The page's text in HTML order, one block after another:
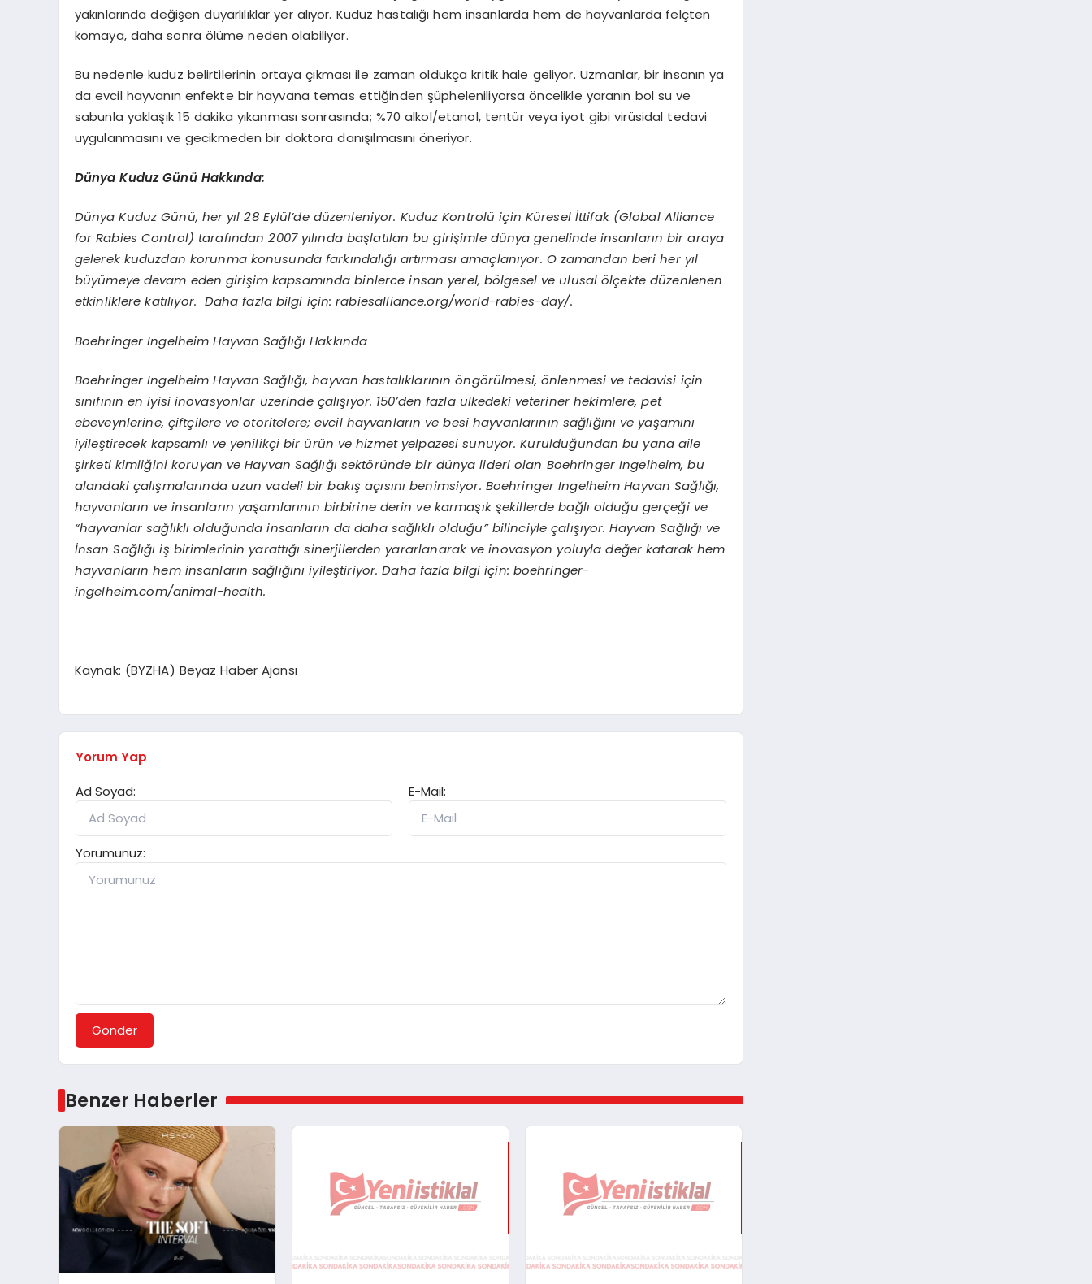
yakınlarında değişen duyarlılıklar yer alıyor. Kuduz hastalığı hem insanlarda hem de hayvanlarda felçten
komaya, daha sonra ölüme neden olabiliyor.
Bu nedenle kuduz belirtilerinin ortaya çıkması ile zaman oldukça kritik hale geliyor. Uzmanlar, bir insanın ya
da evcil hayvanın enfekte bir hayvana temas ettiğinden şüpheleniliyorsa öncelikle yaranın bol su ve
sabunla yaklaşık 15 dakika yıkanması sonrasında; %70 alkol/etanol, tentür veya iyot gibi virüsidal tedavi
uygulanmasını ve gecikmeden bir doktora danışılmasını öneriyor.
Dünya Kuduz Günü Hakkında:
Dünya Kuduz Günü, her yıl 28 Eylül’de düzenleniyor. Kuduz Kontrolü için Küresel İttifak (Global Alliance
for Rabies Control) tarafından 2007 yılında başlatılan bu girişimle dünya genelinde insanların bir araya
gelerek kuduzdan korunma konusunda farkındalığı artırması amaçlanıyor. O zamandan beri her yıl
büyümeye devam eden girişim kapsamında binlerce insan yerel, bölgesel ve ulusal ölçekte düzenlenen
etkinliklere katılıyor. Daha fazla bilgi için: rabiesalliance.org/world-rabies-day/.
Boehringer Ingelheim Hayvan Sağlığı Hakkında
Boehringer Ingelheim Hayvan Sağlığı, hayvan hastalıklarının öngörülmesi, önlenmesi ve tedavisi için
sınıfının en iyisi inovasyonlar üzerinde çalışıyor. 150’den fazla ülkedeki veteriner hekimlere, pet
ebeveynlerine, çiftçilere ve otoritelere; evcil hayvanların ve besi hayvanlarının sağlığını ve yaşamını
iyileştirecek kapsamlı ve yenilikçi bir ürün ve hizmet yelpazesi sunuyor. Kurulduğundan bu yana aile
şirketi kimliğini koruyan ve Hayvan Sağlığı sektöründe bir dünya lideri olan Boehringer Ingelheim, bu
alandaki çalışmalarında uzun vadeli bir bakış açısını benimsiyor. Boehringer Ingelheim Hayvan Sağlığı,
hayvanların ve insanların yaşamlarının birbirine derin ve karmaşık şekillerde bağlı olduğu gerçeği ve
“hayvanlar sağlıklı olduğunda insanların da daha sağlıklı olduğu” bilinciyle çalışıyor. Hayvan Sağlığı ve
İnsan Sağlığı iş birimlerinin yarattığı sinerjilerden yararlanarak ve inovasyon yoluyla değer katarak hem
hayvanların hem insanların sağlığını iyileştiriyor. Daha fazla bilgi için: boehringer-
ingelheim.com/animal-health.
Kaynak: (BYZHA) Beyaz Haber Ajansı
Yorum Yap
Ad Soyad:
E-Mail:
Yorumunuz:
Gönder
Benzer Haberler